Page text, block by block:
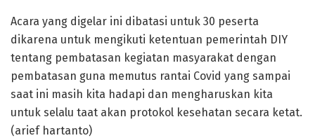
Acara yang digelar ini dibatasi untuk 30 peserta
dikarena untuk mengikuti ketentuan pemerintah DIY
tentang pembatasan kegiatan masyarakat dengan
pembatasan guna memutus rantai Covid yang sampai
saat ini masih kita hadapi dan mengharuskan kita
untuk selalu taat akan protokol kesehatan secara ketat.
(arief hartanto)